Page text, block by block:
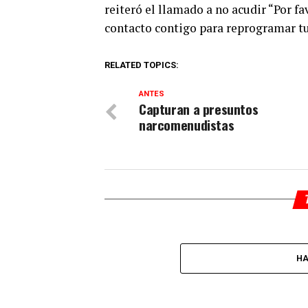
reiteró el llamado a no acudir “Por
contacto contigo para reprogramar
RELATED TOPICS:
ANTES
Capturan a presuntos
narcomenudistas